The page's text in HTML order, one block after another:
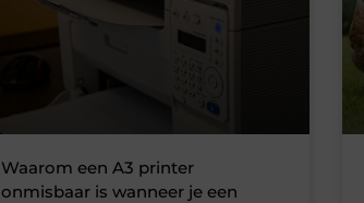
Waarom een A3 printer
onmisbaar is wanneer je een